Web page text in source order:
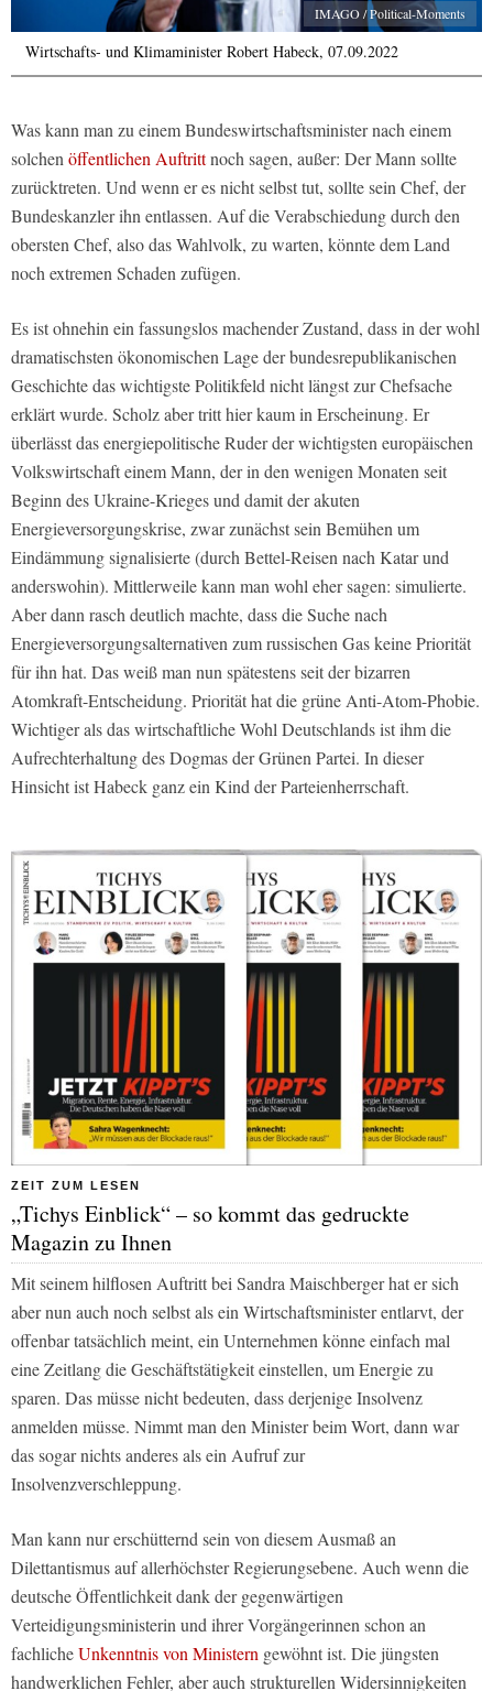
IMAGO / Political-Moments
Wirtschafts- und Klimaminister Robert Habeck, 07.09.2022
Was kann man zu einem Bundeswirtschaftsminister nach einem
solchenöffentlichen Auftrittnoch sagen, außer: Der Mann sollte
zurücktreten. Und wenn er es nicht selbst tut, sollte sein Chef, der
Bundeskanzler ihn entlassen. Auf die Verabschiedung durch den
obersten Chef, also das Wahlvolk, zu warten, könnte dem Land
noch extremen Schaden zufügen.
Es ist ohnehin ein fassungslos machender Zustand, dass in der wohl
dramatischsten ökonomischen Lage der bundesrepublikanischen
Geschichte das wichtigste Politikfeld nicht längst zur Chefsache
erklärt wurde. Scholz aber tritt hier kaum in Erscheinung. Er
überlässt das energiepolitische Ruder der wichtigsten europäischen
Volkswirtschaft einem Mann, der in den wenigen Monaten seit
Beginn des Ukraine-Krieges und damit der akuten
Energieversorgungskrise, zwar zunächst sein Bemühen um
Eindämmung signalisierte (durch Bettel-Reisen nach Katar und
anderswohin). Mittlerweile kann man wohl eher sagen: simulierte.
Aber dann rasch deutlich machte, dass die Suche nach
Energieversorgungsalternativen zum russischen Gas keine Priorität
für ihn hat. Das weiß man nun spätestens seit der bizarren
Atomkraft-Entscheidung. Priorität hat die grüne Anti-Atom-Phobie.
Wichtiger als das wirtschaftliche Wohl Deutschlands ist ihm die
Aufrechterhaltung des Dogmas der Grünen Partei. In dieser
Hinsicht ist Habeck ganz ein Kind der Parteienherrschaft.
ZEIT ZUM LESEN
„Tichys Einblick“ – so kommt das gedruckte
Magazin zu Ihnen
Mit seinem hilflosen Auftritt bei Sandra Maischberger hat er sich
aber nun auch noch selbst als ein Wirtschaftsminister entlarvt, der
offenbar tatsächlich meint, ein Unternehmen könne einfach mal
eine Zeitlang die Geschäftstätigkeit einstellen, um Energie zu
sparen. Das müsse nicht bedeuten, dass derjenige Insolvenz
anmelden müsse. Nimmt man den Minister beim Wort, dann war
das sogar nichts anderes als ein Aufruf zur
Insolvenzverschleppung.
Man kann nur erschütternd sein von diesem Ausmaß an
Dilettantismus auf allerhöchster Regierungsebene. Auch wenn die
deutsche Öffentlichkeit dank der gegenwärtigen
Verteidigungsministerin und ihrer Vorgängerinnen schon an
fachlicheUnkenntnis von Ministern gewöhnt ist. Die jüngsten
handwerklichen Fehler, aber auch strukturellen Widersinnigkeiten